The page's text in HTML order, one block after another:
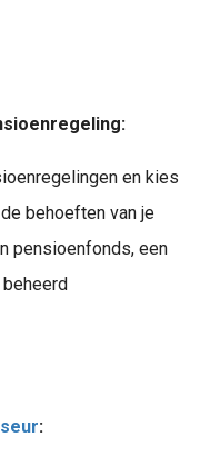
en kies
behoeften van je
pensioenfonds, een
: